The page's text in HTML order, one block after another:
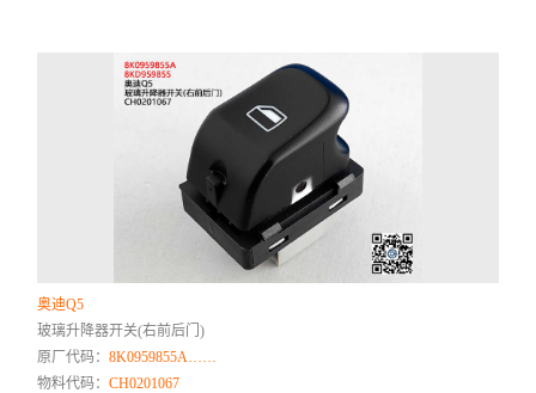
奥迪Q5
玻璃升降器开关(右前后门)
原厂代码：8K0959855A……
物料代码：CH0201067